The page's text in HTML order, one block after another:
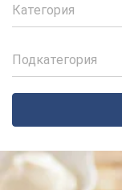
Категория
Подкатегория